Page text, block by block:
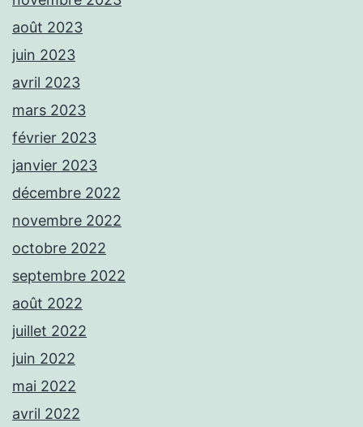
août 2023
juin 2023
avril 2023
mars 2023
février 2023
janvier 2023
décembre 2022
novembre 2022
octobre 2022
septembre 2022
août 2022
juillet 2022
juin 2022
mai 2022
avril 2022